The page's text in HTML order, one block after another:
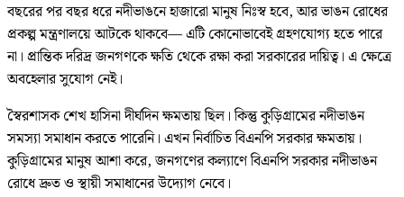
বছরের পর বছর ধরে নদীভাঙনে হাজারো মানুষ নিঃস্ব হবে, আর ভাঙন রোধের
প্রকল্প মন্ত্রণালয়ে আটকে থাকবে— এটি কোনোভাবেই গ্রহণযোগ্য হতে পারে
না। প্রান্তিক দরিদ্র জনগণকে ক্ষতি থেকে রক্ষা করা সরকারের দায়িত্ব। এ ক্ষেত্রে
অবহেলার সুযোগ নেই।
স্বৈরশাসক শেখ হাসিনা দীর্ঘদিন ক্ষমতায় ছিল। কিন্তু কুড়িগ্রামের নদীভাঙন
সমস্যা সমাধান করতে পারেনি। এখন নির্বাচিত বিএনপি সরকার ক্ষমতায়।
কুড়িগ্রামের মানুষ আশা করে, জনগণের কল্যাণে বিএনপি সরকার নদীভাঙন
রোধে দ্রুত ও স্থায়ী সমাধানের উদ্যোগ নেবে।